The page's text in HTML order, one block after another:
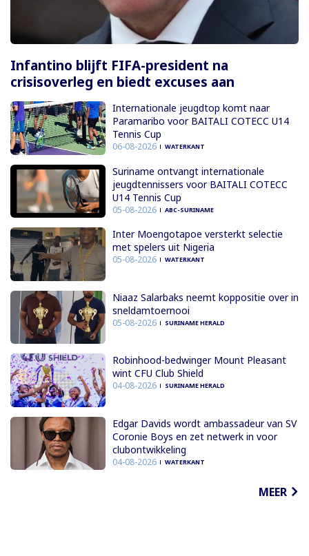
Infantino blijft FIFA-president na
crisisoverleg en biedt excuses aan
Internationale jeugdtop komt naar
Paramaribo voor BAITALI COTECC U14
Tennis Cup
06-08-2026 WATERKANT
Suriname ontvangt internationale
jeugdtennissers voor BAITALI COTECC
U14 Tennis Cup
05-08-2026 ABC-SURINAME
Inter Moengotapoe versterkt selectie
met spelers uit Nigeria
05-08-2026 WATERKANT
Niaaz Salarbaks neemt koppositie over in
sneldamtoernooi
05-08-2026 SURINAME HERALD
Robinhood-bedwinger Mount Pleasant
wint CFU Club Shield
04-08-2026 SURINAME HERALD
Edgar Davids wordt ambassadeur van SV
Coronie Boys en zet netwerk in voor
clubontwikkeling
04-08-2026 WATERKANT
MEER